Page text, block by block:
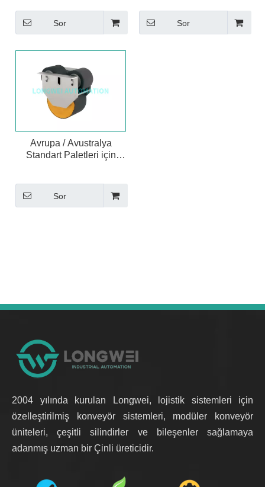
Sor Sor
Avrupa / Avustralya
Standart Paletleri için
Sor
2004 yılında kurulan Longwei, lojistik sistemleri için
özelleştirilmiş konveyör sistemleri, modüler konveyör
üniteleri, çeşitli silindirler ve bileşenler sağlamaya
adanmış uzman bir Çinli üreticidir.